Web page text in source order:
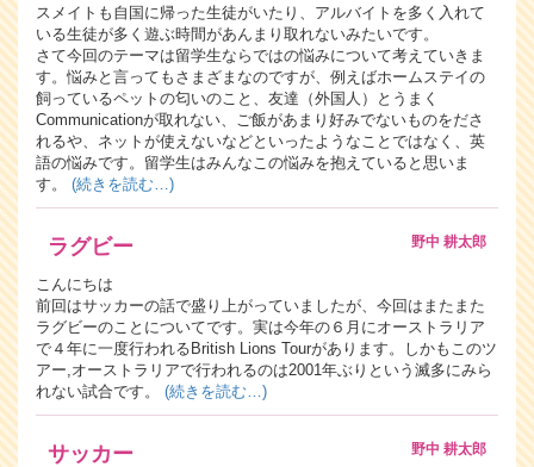
スメイトも自国に帰った生徒がいたり、アルバイトを多く入れて
いる生徒が多く遊ぶ時間があんまり取れないみたいです。
さて今回のテーマは留学生ならではの悩みについて考えていきま
す。悩みと言ってもさまざまなのですが、例えばホームステイの
飼っているペットの匂いのこと、友達（外国人）とうまく
Communicationが取れない、ご飯があまり好みでないものをださ
れるや、ネットが使えないなどといったようなことではなく、英
語の悩みです。留学生はみんなこの悩みを抱えていると思いま
す。 (続きを読む…)
ラグビー 野中 耕太郎
こんにちは
前回はサッカーの話で盛り上がっていましたが、今回はまたまた
ラグビーのことについてです。実は今年の６月にオーストラリア
で４年に一度行われるBritish Lions Tourがあります。しかもこのツ
アー,オーストラリアで行われるのは2001年ぶりという滅多にみら
れない試合です。 (続きを読む…)
サッカー 野中 耕太郎